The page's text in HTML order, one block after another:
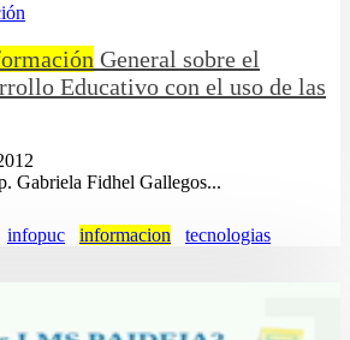
General sobre el
Educativo con el uso de las
Gabriela Fidhel Gallegos...
infopuc informacion tecnologias